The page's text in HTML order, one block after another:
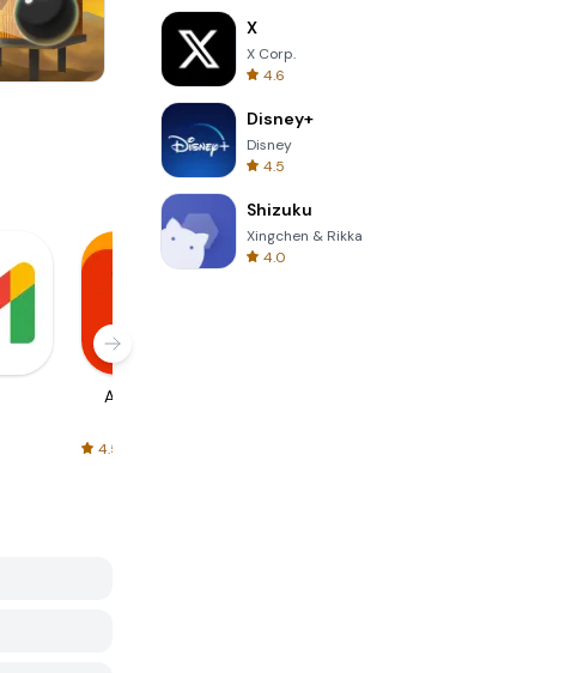
Words of Wonders
AliExpress
4.5
X
X Corp.
4.6
Disney+
Disney
4.5
Shizuku
Xingchen & Rikka
4.0